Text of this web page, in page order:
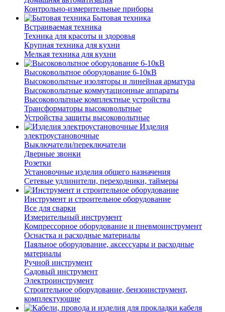
Контрольно-измерительные приборы
Бытовая техника
Встраиваемая техника
Техника для красоты и здоровья
Крупная техника для кухни
Мелкая техника для кухни
Высоковольтное оборудование 6-10кВ
Высоковольтные изоляторы и линейная арматура
Высоковольтные коммутационные аппараты
Высоковольтные комплектные устройства
Трансформаторы высоковольтные
Устройства защиты высоковольтные
Изделия
электроустановочные
Выключатели/переключатели
Дверные звонки
Розетки
Установочные изделия общего назначения
Сетевые удлинители, переходники, таймеры
Инструмент и строительное оборудование
Все для сварки
Измерительный инструмент
Компрессорное оборудование и пневмоинструмент
Оснастка и расходные материалы
Паяльное оборудование, аксессуары и расходные
материалы
Ручной инструмент
Садовый инструмент
Электроинструмент
Строительное оборудование, бензоинструмент,
комплектующие